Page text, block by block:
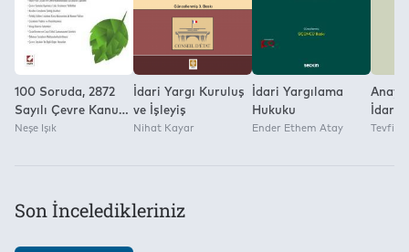
100 Soruda, 2872
Sayılı Çevre Kanunu
Uyarınca Kesilen
Neşe Işık
İdari Yargı Kuruluş
ve İşleyiş
Nihat Kayar
İdari Yargılama
Hukuku
Ender Ethem Atay
İdari
Tevfik
Son İnceledikleriniz